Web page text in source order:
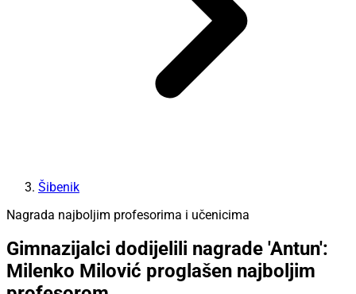
Šibenik
Nagrada najboljim profesorima i učenicima
Gimnazijalci dodijelili nagrade 'Antun':
Milenko Milović proglašen najboljim